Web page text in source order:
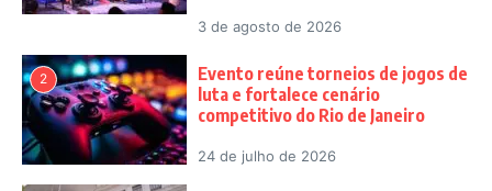
3 de agosto de 2026
2
Evento reúne torneios de jogos de
luta e fortalece cenário
competitivo do Rio de Janeiro
24 de julho de 2026